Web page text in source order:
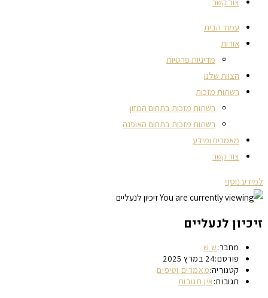
עמוד הבית
אודות
מדיניות פרטיות
הצוות שלנו
רשתות מזכות
רשתות מזכות בתחום המזון
רשתות מזכות בתחום האופנה
מאמרים ומידע
צור קשר
למידע נוסף
זיכיון לנעליים
מחבר:ש ש
פורסם:24 במרץ 2025
קטגוריה:מאמרים וטיפים
תגובות:אין תגובות